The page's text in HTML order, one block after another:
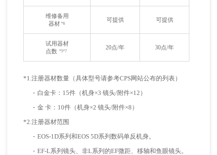
维修备用
器材 *6 可提供 可提供
试用器材
点数 *5*7 20点/年 30点/年
*1.注册器材数量（具体型号请参考CPS网站公布的列表）
· 白金卡：15件（机身×3 镜头/附件×12）
· 金 卡：10件（机身×2 镜头/附件×8）
*2.注册器材范围
· EOS-1D系列和EOS 5D系列数码单反机身。
· EF-L系列镜头、非L系列的EF微距、移轴和鱼眼镜头。